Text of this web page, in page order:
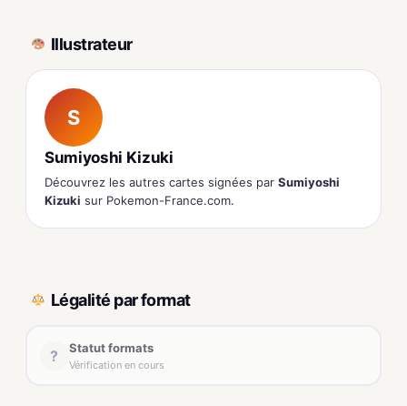
Illustrateur
S
Sumiyoshi Kizuki
Découvrez les autres cartes signées par Sumiyoshi
Kizuki sur Pokemon-France.com.
Légalité par format
? Statut formats
Vérification en cours